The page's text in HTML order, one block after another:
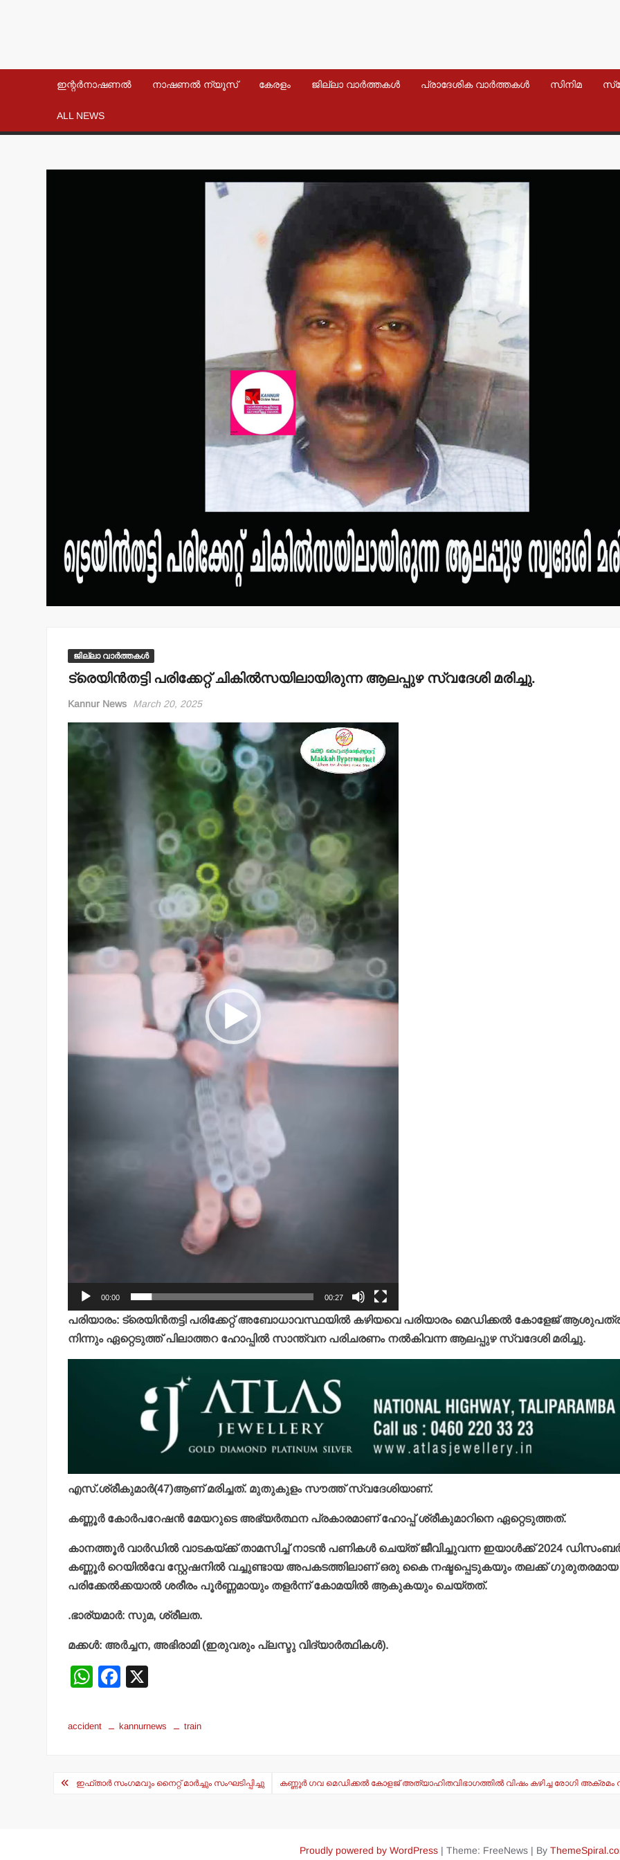
ഇന്റർനാഷണൽ നാഷണൽ ന്യൂസ് കേരളം ജില്ലാ വാർത്തകൾ പ്രാദേശിക വാർത്തകൾ സിനിമ
ALL NEWS
ജില്ലാ വാർത്തകൾ
ട്രെയിന്‍തട്ടി പരിക്കേറ്റ് ചികില്‍സയിലായിരുന്ന ആലപ്പുഴ സ്വദേശി മരിച്ചു.
Kannur News March 20, 2025
Video
Player
00:00 00:27
പരിയാരം: ട്രെയിന്‍തട്ടി പരിക്കേറ്റ് അബോധാവസ്ഥയില്‍ കഴിയവെ പരിയാരം മെഡിക്കല്‍ കോളേജ്
നിന്നും ഏറ്റെടുത്ത് പിലാത്തറ ഹോപ്പില്‍ സാന്ത്വന പരിചരണം നല്‍കിവന്ന ആലപ്പുഴ സ്വദേശി മരിച്ചു.
എസ്.ശ്രീകുമാര്‍(47)ആണ് മരിച്ചത്. മുതുകുളം സൗത്ത് സ്വദേശിയാണ്.
കണ്ണൂര്‍ കോര്‍പറേഷന്‍ മേയറുടെ അഭ്യര്‍ത്ഥന പ്രകാരമാണ് ഹോപ്പ് ശ്രീകുമാറിനെ ഏറ്റെടുത്തത്.
കാനത്തൂര്‍ വാര്‍ഡില്‍ വാടകയ്ക്ക് താമസിച്ച് നാടന്‍ പണികള്‍ ചെയ്ത് ജീവിച്ചുവന്ന ഇയാള്‍ക്ക് 2024
കണ്ണൂര്‍ റെയില്‍വേ സ്റ്റേഷനില്‍ വച്ചുണ്ടായ അപകടത്തിലാണ് ഒരു കൈ നഷ്ടപ്പെടുകയും തലക്ക് ഗുരുതരമായ
പരിക്കേല്‍ക്കയാല്‍ ശരീരം പൂര്‍ണ്ണമായും തളര്‍ന്ന് കോമയില്‍ ആകുകയും ചെയ്തത്.
.ഭാര്യമാര്‍: സുമ, ശ്രീലത.
മക്കള്‍: അര്‍ച്ചന, അഭിരാമി (ഇരുവരും പ്ലസ്ടു വിദ്യാര്‍ത്ഥികള്‍).
W
at
p
F
c
o
accident kannurnews train
Postഇഫ്താര്‍ സംഗമവും നൈറ്റ് മാര്‍ച്ചും സംഘടിപ്പിച്ചു കണ്ണൂര്‍ ഗവ മെഡിക്കല്‍ കോളജ് അത്യാഹിതവിഭാഗത്തില്‍ വിഷം കഴിച്ച രോഗി അക്രമം
വാർത്തകൾ
തളിപ്പറമ്പ് നഗരസഭ
സെക്രട്ടെറി ഉള്‍പ്പെടെ
19 പേരെ തരംതാഴ്ത്തി
സര്‍ക്കാര്‍ ഉത്തരവ്.
admin3 August 7, 2026
Proudly powered by WordPress | Theme: FreeNews | By